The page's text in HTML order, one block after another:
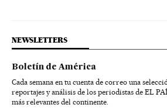
NEWSLETTERS
Boletín de América
Cada semana en tu cuenta de correo una
reportajes y análisis de los periodistas de EL
más relevantes del continente.